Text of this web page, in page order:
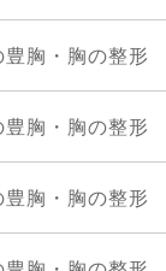
胸・胸の整形
胸・胸の整形
胸・胸の整形